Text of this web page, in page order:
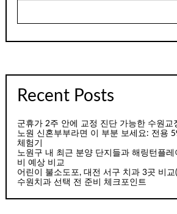
Recent Posts
군휴가 2주 안에 교정 진단 가능한 수원교
노원 신혼부부라면 이 부분 보세요: 전용
체험기
노원구 내 최근 분양 단지들과 해링턴플레
비 예상 비교
어린이 불소도포, 대전 서구 치과 3곳 비교
수원치과 선택 전 준비 체크포인트